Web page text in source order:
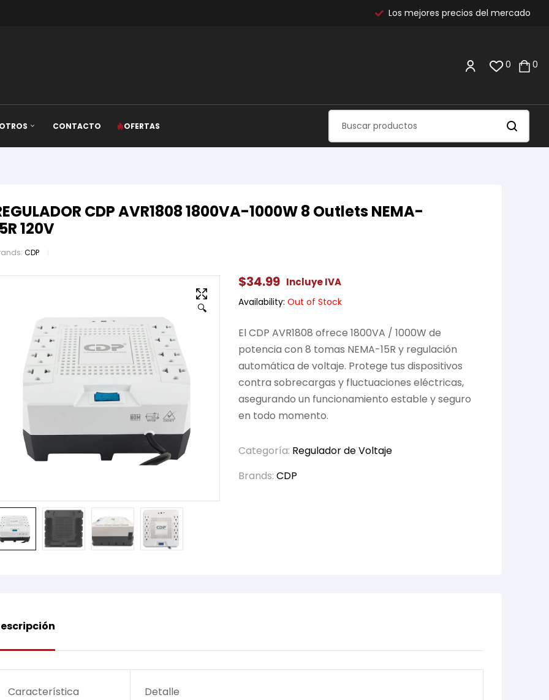
Los mejores precios del mercado
0 0
CONTACTO OFERTAS
CDP AVR1808 1800VA-1000W 8 Outlets NEMA-
120V
CDP
🔍
$34.99 Incluye IVA
Availability: Out of Stock
El CDP AVR1808 ofrece 1800VA / 1000W de
potencia con 8 tomas NEMA-15R y regulación
automática de voltaje. Protege tus dispositivos
contra sobrecargas y fluctuaciones eléctricas,
asegurando un funcionamiento estable y seguro
en todo momento.
Categoría: Regulador de Voltaje
Brands: CDP
Característica Detalle